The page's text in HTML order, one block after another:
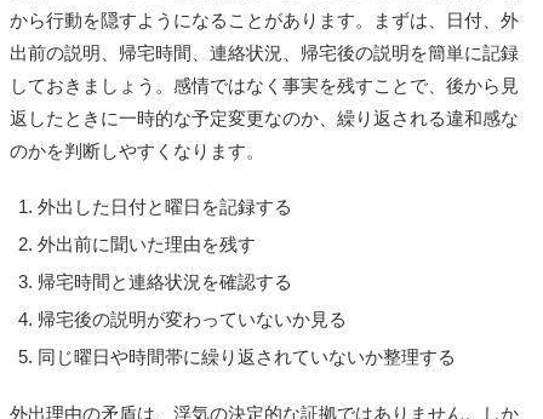
から行動を隠すようになることがあります。まずは、日付、外
出前の説明、帰宅時間、連絡状況、帰宅後の説明を簡単に記録
しておきましょう。感情ではなく事実を残すことで、後から見
返したときに一時的な予定変更なのか、繰り返される違和感な
のかを判断しやすくなります。
外出した日付と曜日を記録する
外出前に聞いた理由を残す
帰宅時間と連絡状況を確認する
帰宅後の説明が変わっていないか見る
同じ曜日や時間帯に繰り返されていないか整理する
外出理由の矛盾は、浮気の決定的な証拠ではありません。しか